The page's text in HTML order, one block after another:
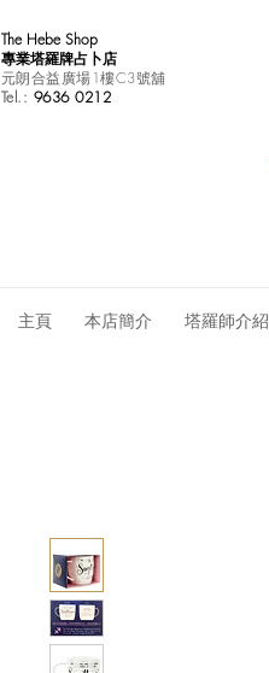
The Hebe Shop
專業塔羅牌占卜店
元朗合益廣場1樓C3號舖
Tel.: 9636 0212
主頁 本店簡介 塔羅師介紹